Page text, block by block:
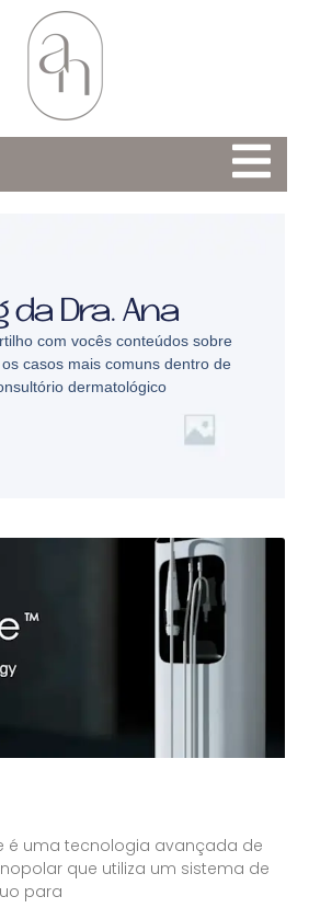
da Dra. Ana
com vocês conteúdos sobre
casos mais comuns dentro de
dermatológico
é uma tecnologia avançada de
que utiliza um sistema de
para